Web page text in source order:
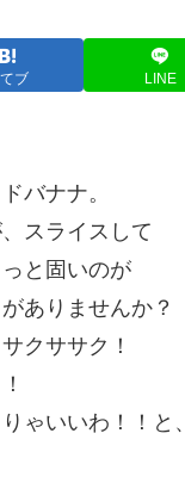
ブ LINE
バナナ。
スライスして
と固いのが
ありませんか？
クササク！
ゃいいわ！！と、